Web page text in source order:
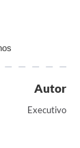
Autor
Executivo